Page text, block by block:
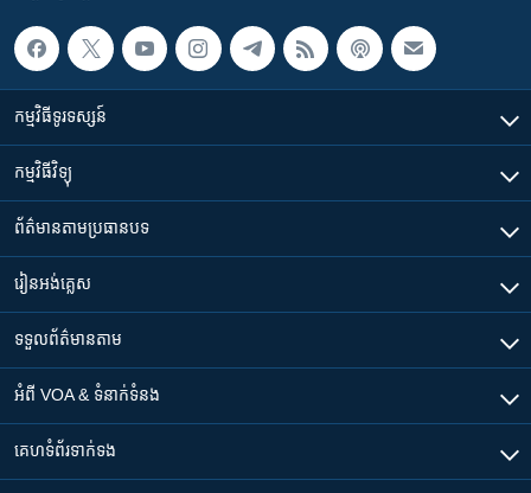
កម្មវិធី​ទូរទស្សន៍
កម្មវិធី​វិទ្យុ
ព័ត៌មាន​តាមប្រធានបទ​
រៀន​​អង់គ្លេស
ទទួល​ព័ត៌មាន​តាម
អំពី​ VOA & ទំនាក់ទំនង
គេហទំព័រ​​ទាក់ទង